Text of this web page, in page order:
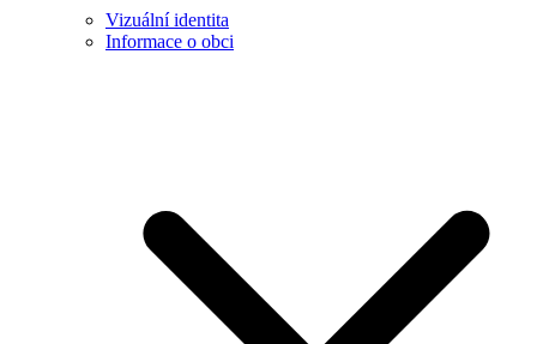
Vizuální identita
Informace o obci